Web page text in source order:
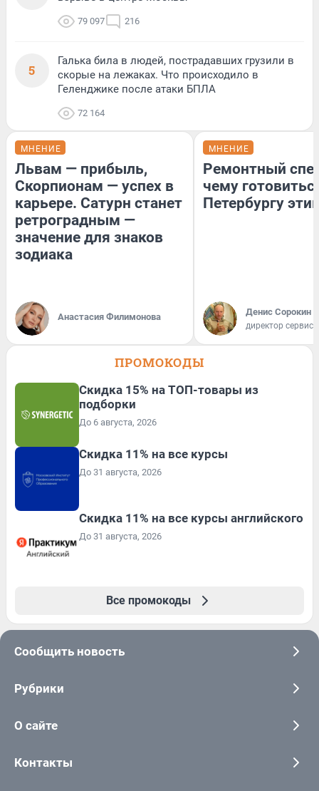
79 097 216
5
Галька била в людей, пострадавших грузили в
скорые на лежаках. Что происходило в
Геленджике после атаки БПЛА
72 164
МНЕНИЕ
Львам — прибыль,
Скорпионам — успех в
карьере. Сатурн станет
ретроградным —
значение для знаков
зодиака
Анастасия Филимонова
МНЕНИЕ
Ремонтный
чему
Петербургу
Денис Сорокин
директор
ПРОМОКОДЫ
Скидка 15% на ТОП-товары из
подборки
До 6 августа, 2026
Скидка 11% на все курсы
До 31 августа, 2026
Скидка 11% на все курсы английского
До 31 августа, 2026
Все промокоды
Сообщить новость
Рубрики
О сайте
Контакты